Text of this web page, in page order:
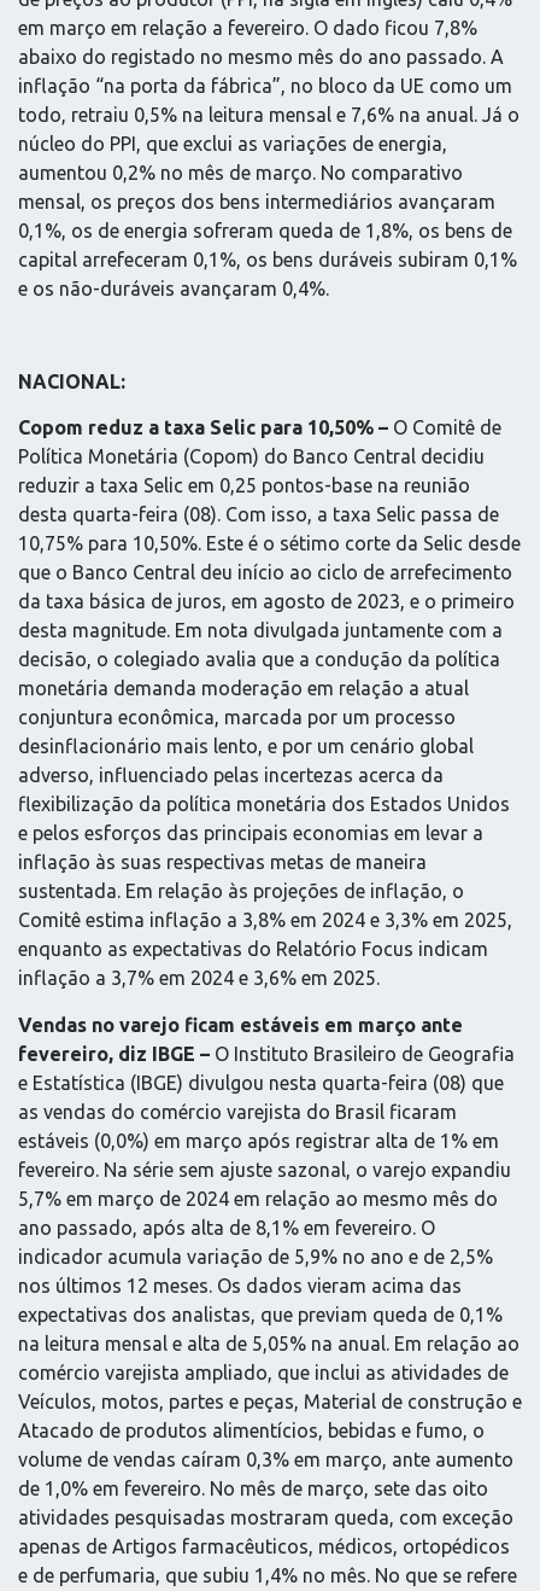
em março em relação a fevereiro. O dado ficou 7,8%
abaixo do registado no mesmo mês do ano passado. A
inflação “na porta da fábrica”, no bloco da UE como um
todo, retraiu 0,5% na leitura mensal e 7,6% na anual. Já o
núcleo do PPI, que exclui as variações de energia,
aumentou 0,2% no mês de março. No comparativo
mensal, os preços dos bens intermediários avançaram
0,1%, os de energia sofreram queda de 1,8%, os bens de
capital arrefeceram 0,1%, os bens duráveis subiram 0,1%
e os não-duráveis avançaram 0,4%.
NACIONAL:
Copom reduz a taxa Selic para 10,50% – O Comitê de
Política Monetária (Copom) do Banco Central decidiu
reduzir a taxa Selic em 0,25 pontos-base na reunião
desta quarta-feira (08). Com isso, a taxa Selic passa de
10,75% para 10,50%. Este é o sétimo corte da Selic desde
que o Banco Central deu início ao ciclo de arrefecimento
da taxa básica de juros, em agosto de 2023, e o primeiro
desta magnitude. Em nota divulgada juntamente com a
decisão, o colegiado avalia que a condução da política
monetária demanda moderação em relação a atual
conjuntura econômica, marcada por um processo
desinflacionário mais lento, e por um cenário global
adverso, influenciado pelas incertezas acerca da
flexibilização da política monetária dos Estados Unidos
e pelos esforços das principais economias em levar a
inflação às suas respectivas metas de maneira
sustentada. Em relação às projeções de inflação, o
Comitê estima inflação a 3,8% em 2024 e 3,3% em 2025,
enquanto as expectativas do Relatório Focus indicam
inflação a 3,7% em 2024 e 3,6% em 2025.
Vendas no varejo ficam estáveis em março ante
fevereiro, diz IBGE – O Instituto Brasileiro de Geografia
e Estatística (IBGE) divulgou nesta quarta-feira (08) que
as vendas do comércio varejista do Brasil ficaram
estáveis (0,0%) em março após registrar alta de 1% em
fevereiro. Na série sem ajuste sazonal, o varejo expandiu
5,7% em março de 2024 em relação ao mesmo mês do
ano passado, após alta de 8,1% em fevereiro. O
indicador acumula variação de 5,9% no ano e de 2,5%
nos últimos 12 meses. Os dados vieram acima das
expectativas dos analistas, que previam queda de 0,1%
na leitura mensal e alta de 5,05% na anual. Em relação ao
comércio varejista ampliado, que inclui as atividades de
Veículos, motos, partes e peças, Material de construção e
Atacado de produtos alimentícios, bebidas e fumo, o
volume de vendas caíram 0,3% em março, ante aumento
de 1,0% em fevereiro. No mês de março, sete das oito
atividades pesquisadas mostraram queda, com exceção
apenas de Artigos farmacêuticos, médicos, ortopédicos
e de perfumaria, que subiu 1,4% no mês. No que se refere